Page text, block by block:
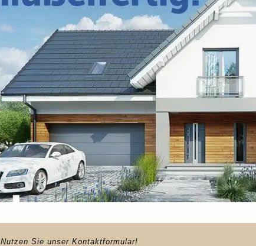
Nutzen Sie unser Kontaktformular!